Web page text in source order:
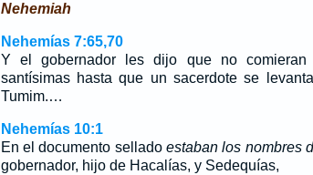
Nehemiah
Nehemías 7:65,70
Y el gobernador les dijo que no
santísimas hasta que un sacerdote se
Tumim.…
Nehemías 10:1
En el documento selladoestaban los nombres
gobernador, hijo de Hacalías, y Sedequías,